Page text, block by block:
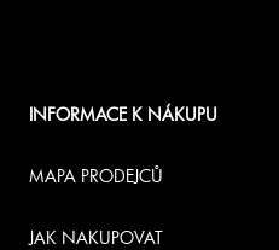
INFORMACE K NÁKUPU
MAPA PRODEJCŮ
JAK NAKUPOVAT